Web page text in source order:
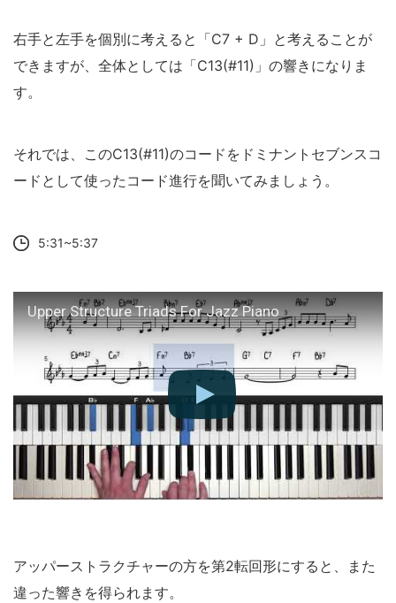
右手と左手を個別に考えると「C7 + D」と考えることが
できますが、全体としては「C13(#11)」の響きになりま
す。
それでは、このC13(#11)のコードをドミナントセブンスコ
ードとして使ったコード進行を聞いてみましょう。
5:31~5:37
Upper Structure Triads For Jazz Piano
アッパーストラクチャーの方を第2転回形にすると、また
違った響きを得られます。